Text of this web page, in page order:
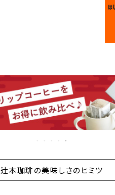
辻本珈琲の美味しさのヒミツ